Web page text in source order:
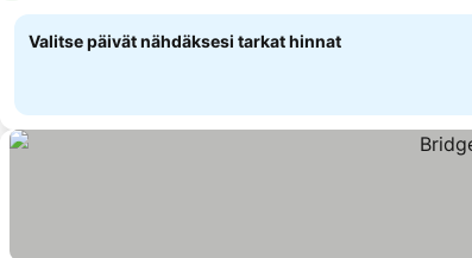
Valitse päivät nähdäksesi tarkat hinnat